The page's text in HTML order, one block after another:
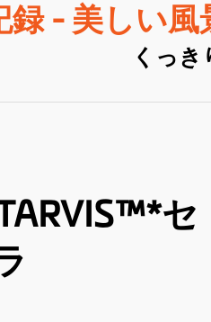
録 - 美しい
くっき
セ